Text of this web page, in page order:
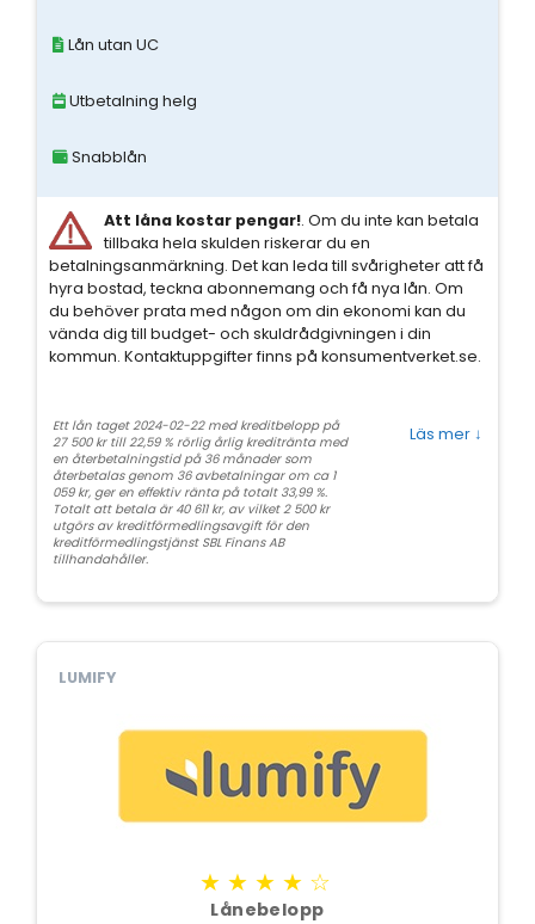
Lån utan UC
Utbetalning helg
Snabblån
Att låna kostar pengar!. Om du inte kan betala
tillbaka hela skulden riskerar du en
betalningsanmärkning. Det kan leda till svårigheter att få
hyra bostad, teckna abonnemang och få nya lån. Om
du behöver prata med någon om din ekonomi kan du
vända dig till budget- och skuldrådgivningen i din
kommun. Kontaktuppgifter finns på konsumentverket.se.
Ett lån taget 2024-02-22 med kreditbelopp på
27 500 kr till 22,59 % rörlig årlig kreditränta med
en återbetalningstid på 36 månader som
återbetalas genom 36 avbetalningar om ca 1
059 kr, ger en effektiv ränta på totalt 33,99 %.
Totalt att betala är 40 611 kr, av vilket 2 500 kr
utgörs av kreditförmedlingsavgift för den
kreditförmedlingstjänst SBL Finans AB
tillhandahåller.
Läs mer ↓
LUMIFY
★★★★☆
Lånebelopp